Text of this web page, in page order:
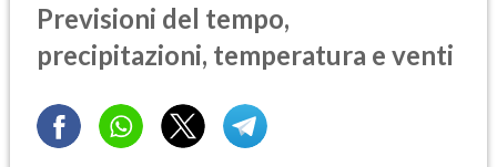
Previsioni del tempo,
precipitazioni, temperatura e venti